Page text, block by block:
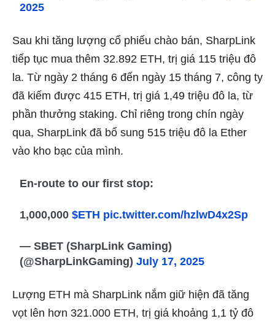
2025
Sau khi tăng lượng cổ phiếu chào bán, SharpLink
tiếp tục mua thêm 32.892 ETH, trị giá 115 triệu đô
la. Từ ngày 2 tháng 6 đến ngày 15 tháng 7, công ty
đã kiếm được 415 ETH, trị giá 1,49 triệu đô la, từ
phần thưởng staking. Chỉ riêng trong chín ngày
qua, SharpLink đã bổ sung 515 triệu đô la Ether
vào kho bạc của mình.
En-route to our first stop:
1,000,000$ETH pic.twitter.com/hzlwD4x2Sp
— SBET (SharpLink Gaming)
(@SharpLinkGaming)July 17, 2025
Lượng ETH mà SharpLink nắm giữ hiện đã tăng
vọt lên hơn 321.000 ETH, trị giá khoảng 1,1 tỷ đô